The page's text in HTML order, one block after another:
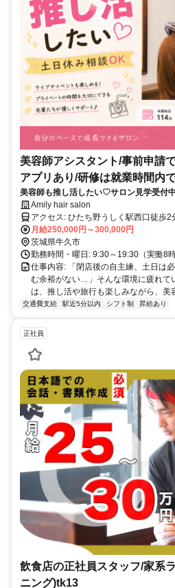
美容師アシスタント/事前申請
アプリあり/研修は就業時間内
美容師も推し活したい♡サロン見学受付
せんか？✅️土日休み相談OK ✅️動画学習教
Amily hair salon
アクセス: ひたち野うしく駅西口徒歩
月給250,000円～300,000円
茨城県牛久市
勤務時間・曜日: 9:30～19:30（実働8時
仕事内容: 「閉店後の自主練、土日は
む余裕がない…」そんな環境に疲れて
は、推し活や旅行も楽しみながら、美
交通費支給 駅近5分以内 シフト制 昇給あり
正社員
飲食店の正社員スタッフ/家系
ニング)tk13